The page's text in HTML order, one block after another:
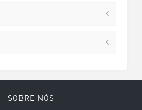
SOBRE NÓS